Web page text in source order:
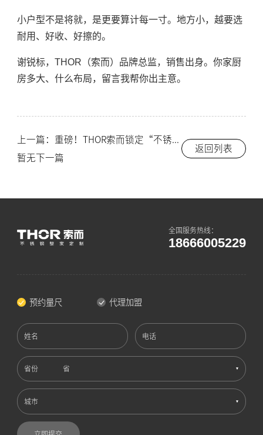
小户型不是将就，是更要算计每一寸。地方小，越要选
耐用、好收、好擦的。
谢锐标，THOR（索而）品牌总监，销售出身。你家厨
房多大、什么布局，留言我帮你出主意。
暂无下一篇
返回列表
全国服务热线：
18666005229
预约量尺 代理加盟
姓名 电话
省份
城市